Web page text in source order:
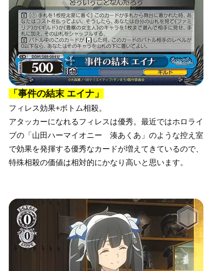
「事件の結末 エイナ」
フィレス効果+ボトム相殺。
アタッカーになれるフィレスは優秀。最近ではホロライ
ブの「山田ハーマイオニー 湊あくあ」のような控え室
で効果を発揮する優秀なカードが増えてきているので、
特殊相殺の価値は相対的にかなり高いと思います。